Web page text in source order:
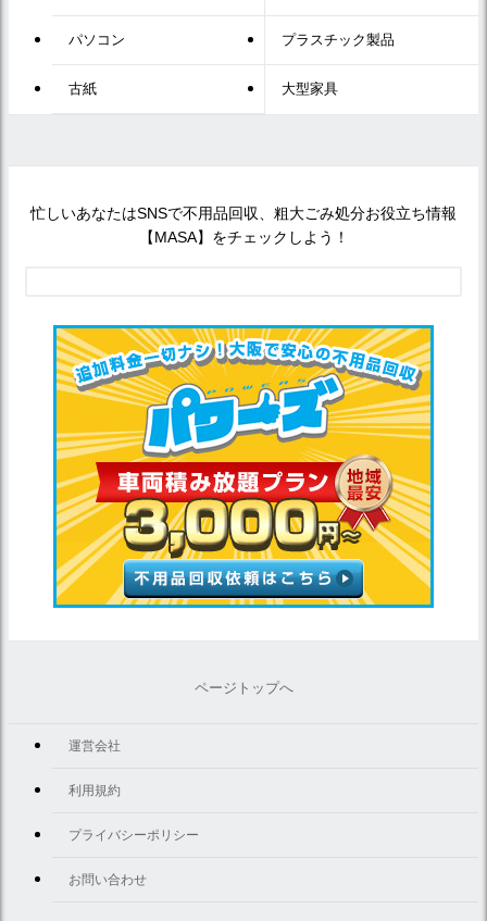
パソコン プラスチック製品
古紙 大型家具
忙しいあなたはSNSで不用品回収、粗大ごみ処分お役立ち情報
【MASA】をチェックしよう！
ページトップへ
運営会社
利用規約
プライバシーポリシー
お問い合わせ